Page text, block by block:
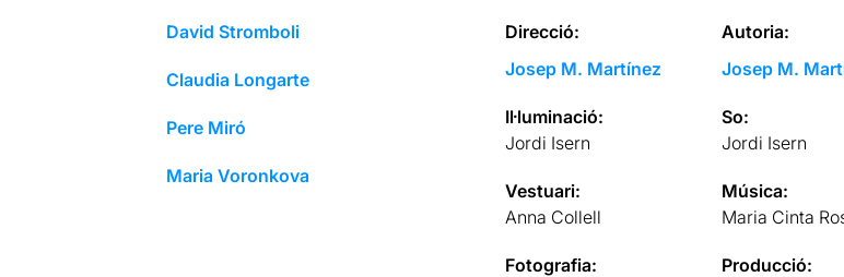
David Stromboli
Claudia Longarte
Pere Miró
Maria Voronkova
Direcció:
Josep M. Martínez
Autoria:
Josep M.
Il·luminació:
Jordi Isern
So:
Jordi Isern
Vestuari:
Anna Collell
Música:
Maria Cinta
Fotografia:
Producció: